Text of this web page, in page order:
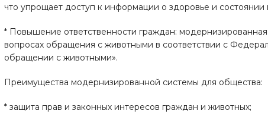
что упрощает доступ к информации о здоровье и состоянии
* Повышение ответственности граждан:
вопросах обращения с животными в соответствии с
обращении с животными».
Преимущества модернизированной системы для общества:
* защита прав и законных интересов граждан и животных;